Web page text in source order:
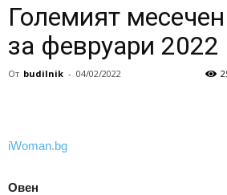
Големият
за февруари 2022
От budilnik - 04/02/2022
iWoman.bg
Овен